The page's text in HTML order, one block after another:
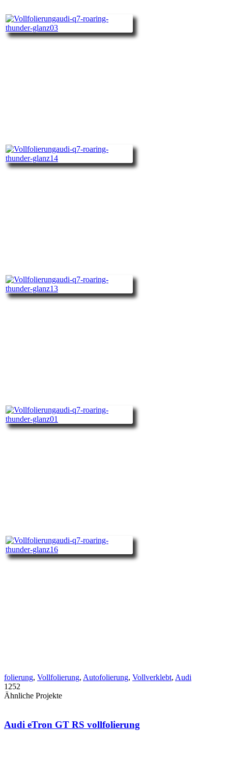
folierung, Vollfolierung, Autofolierung, Vollverklebt, Audi
1252
Ähnliche Projekte
Audi eTron GT RS vollfolierung